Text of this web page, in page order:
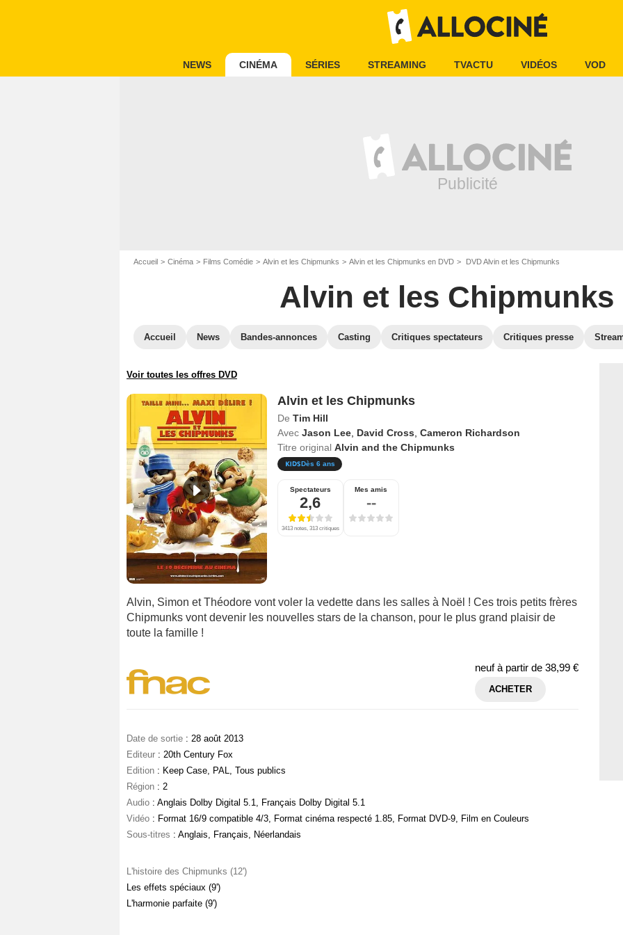
NEWS CINÉMA SÉRIES STREAMING TVACTU VIDÉOS VOD
Accueil Cinéma Films Comédie Alvin et les Chipmunks Alvin et les Chipmunks en DVD DVD Alvin et les Chipmunks
Alvin et les Chipmunks
Accueil News Bandes-annonces Casting Critiques spectateurs Critiques presse
Voir toutes les offres DVD
Alvin et les Chipmunks
De Tim Hill
Avec Jason Lee, David Cross Cameron Richardson
Titre original Alvin and the Chipmunks
Dès 6 ans
Spectateurs
2,6
3413 notes, 313 critiques
Mes amis
--
Alvin, Simon et Théodore vont voler la vedette dans les salles à Noël ! Ces trois petits frères
Chipmunks vont devenir les nouvelles stars de la chanson, pour le plus grand plaisir de
toute la famille !
neuf à partir de 38,99 €
ACHETER
Date de sortie : 28 août 2013
Editeur : 20th Century Fox
Edition : Keep Case, PAL, Tous publics
Région : 2
Audio : Anglais Dolby Digital 5.1, Français Dolby Digital 5.1
Vidéo : Format 16/9 compatible 4/3, Format cinéma respecté 1.85, Format DVD-9, Film en Couleurs
Sous-titres : Anglais, Français, Néerlandais
L'histoire des Chipmunks (12')
Les effets spéciaux (9')
L'harmonie parfaite (9')